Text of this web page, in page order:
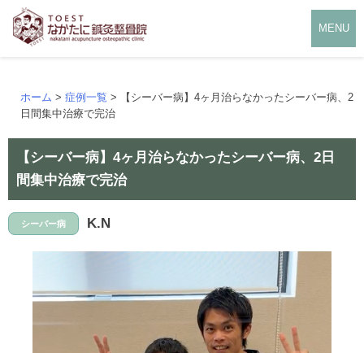
MENU
ホーム > 症例一覧 > 【シーバー病】4ヶ月治らなかったシーバー病、2
日間集中治療で完治
【シーバー病】4ヶ月治らなかったシーバー病、2日
間集中治療で完治
シーバー病 K.N